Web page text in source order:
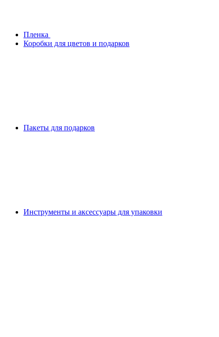
Плeнка
Коробки для цветов и подарков
Пакеты для подарков
Инструменты и аксессуары для упаковки